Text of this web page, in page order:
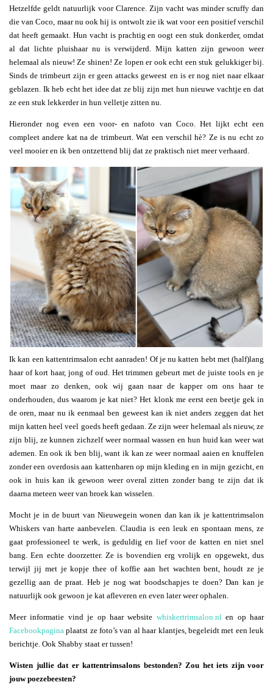
Hetzelfde geldt natuurlijk voor Clarence. Zijn vacht was minder scruffy dan
die van Coco, maar nu ook hij is ontwolt zie ik wat voor een positief verschil
dat heeft gemaakt. Hun vacht is prachtig en oogt een stuk donkerder, omdat
al dat lichte pluishaar nu is verwijderd. Mijn katten zijn gewoon weer
helemaal als nieuw! Ze shinen! Ze lopen er ook echt een stuk gelukkiger bij.
Sinds de trimbeurt zijn er geen attacks geweest en is er nog niet naar elkaar
geblazen. Ik heb echt het idee dat ze blij zijn met hun nieuwe vachtje en dat
ze een stuk lekkerder in hun velletje zitten nu.
Hieronder nog even een voor- en nafoto van Coco. Het lijkt echt een
compleet andere kat na de trimbeurt. Wat een verschil hè? Ze is nu echt zo
veel mooier en ik ben ontzettend blij dat ze praktisch niet meer verhaard.
Ik kan een kattentrimsalon echt aanraden! Of je nu katten hebt met (half)lang
haar of kort haar, jong of oud. Het trimmen gebeurt met de juiste tools en je
moet maar zo denken, ook wij gaan naar de kapper om ons haar te
onderhouden, dus waarom je kat niet? Het klonk me eerst een beetje gek in
de oren, maar nu ik eenmaal ben geweest kan ik niet anders zeggen dat het
mijn katten heel veel goeds heeft gedaan. Ze zijn weer helemaal als nieuw, ze
zijn blij, ze kunnen zichzelf weer normaal wassen en hun huid kan weer wat
ademen. En ook ik ben blij, want ik kan ze weer normaal aaien en knuffelen
zonder een overdosis aan kattenharen op mijn kleding en in mijn gezicht, en
ook in huis kan ik gewoon weer overal zitten zonder bang te zijn dat ik
daarna meteen weer van broek kan wisselen.
Mocht je in de buurt van Nieuwegein wonen dan kan ik je kattentrimsalon
Whiskers van harte aanbevelen. Claudia is een leuk en spontaan mens, ze
gaat professioneel te werk, is geduldig en lief voor de katten en niet snel
bang. Een echte doorzetter. Ze is bovendien erg vrolijk en opgewekt, dus
terwijl jij met je kopje thee of koffie aan het wachten bent, houdt ze je
gezellig aan de praat. Heb je nog wat boodschapjes te doen? Dan kan je
natuurlijk ook gewoon je kat afleveren en even later weer ophalen.
Meer informatie vind je op haar website whiskertrimsalon.nl en op haar
Facebookpagina plaatst ze foto’s van al haar klantjes, begeleidt met een leuk
berichtje. Ook Shabby staat er tussen!
Wisten jullie dat er kattentrimsalons bestonden? Zou het iets zijn voor
jouw poezebeesten?